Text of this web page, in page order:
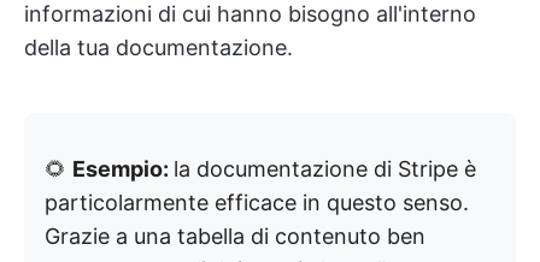
informazioni di cui hanno bisogno all'interno
della tua documentazione.
🌻 Esempio: la documentazione di Stripe è
particolarmente efficace in questo senso.
Grazie a una tabella di contenuto ben